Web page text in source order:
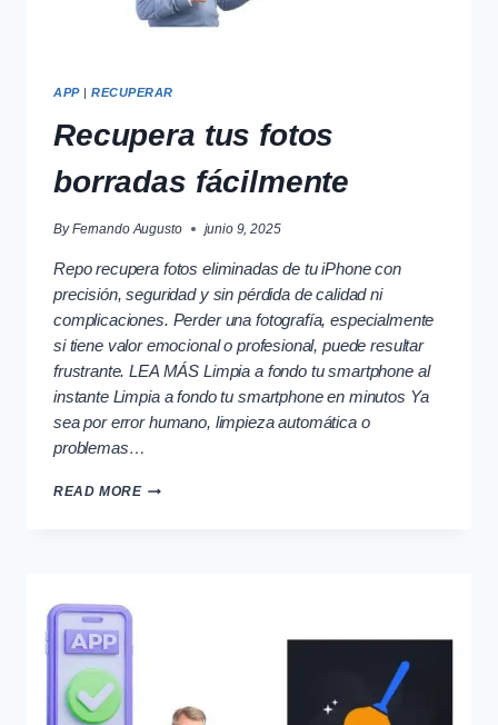
APP|RECUPERAR
Recupera tus fotos
borradas fácilmente
By Fernando Augusto junio 9, 2025
Repo recupera fotos eliminadas de tu iPhone con
precisión, seguridad y sin pérdida de calidad ni
complicaciones. Perder una fotografía, especialmente
si tiene valor emocional o profesional, puede resultar
frustrante. LEA MÁS Limpia a fondo tu smartphone al
instante Limpia a fondo tu smartphone en minutos Ya
sea por error humano, limpieza automática o
problemas…
READ MORERECUPERA